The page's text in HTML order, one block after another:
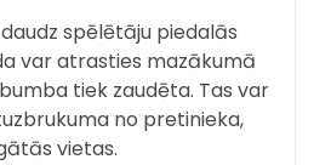
spēlētāju piedalās
var atrasties mazākumā
tiek zaudēta. Tas var
no pretinieka,
vietas.